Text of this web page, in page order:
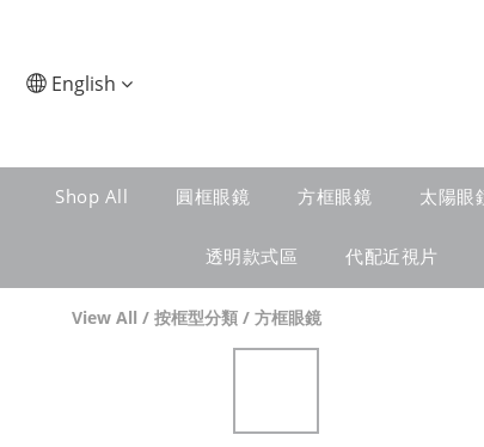
English
Shop All 圓框眼鏡 方框眼鏡 太陽眼
透明款式區 代配近視片
View All / 按框型分類 / 方框眼鏡